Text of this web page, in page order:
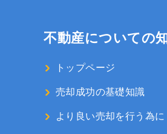
不動産についての
トップページ
売却成功の基礎知識
より良い売却を行う為に